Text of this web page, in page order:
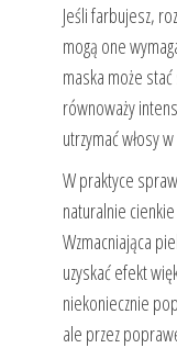
Jeśli farbujesz,
mogą one
maska może
równoważy
utrzymać włosy
W praktyce
naturalnie
Wzmacniająca
uzyskać efekt
niekoniecznie
ale przez